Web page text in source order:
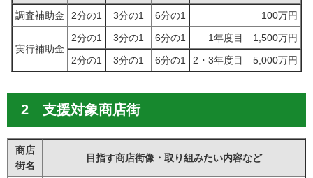
調査補助金
2分の1 3分の1 6分の1 100万円
実行補助金
2分の1 3分の1 6分の1
1年度目 1,500万円
2分の1
3分の1 6分の1 2・3年度目 5,000万円
2 支援対象商店街
商店
街名
目指す商店街像・取り組みたい内容など